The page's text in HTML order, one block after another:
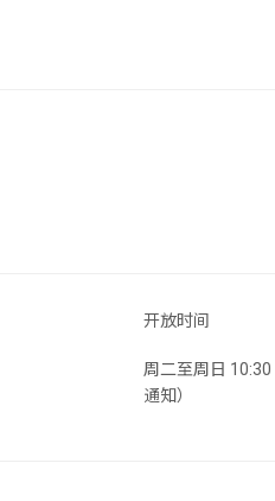
开放时间
周二至周日
通知）